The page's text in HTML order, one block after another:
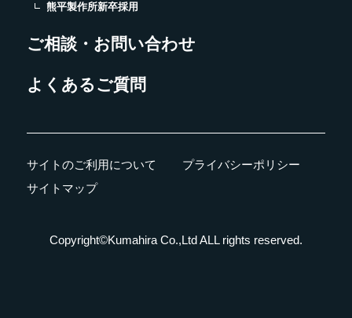
熊平製作所新卒採用
ご相談・お問い合わせ
よくあるご質問
サイトのご利用について
プライバシーポリシー
サイトマップ
Copyright©Kumahira Co.,Ltd ALL rights reserved.